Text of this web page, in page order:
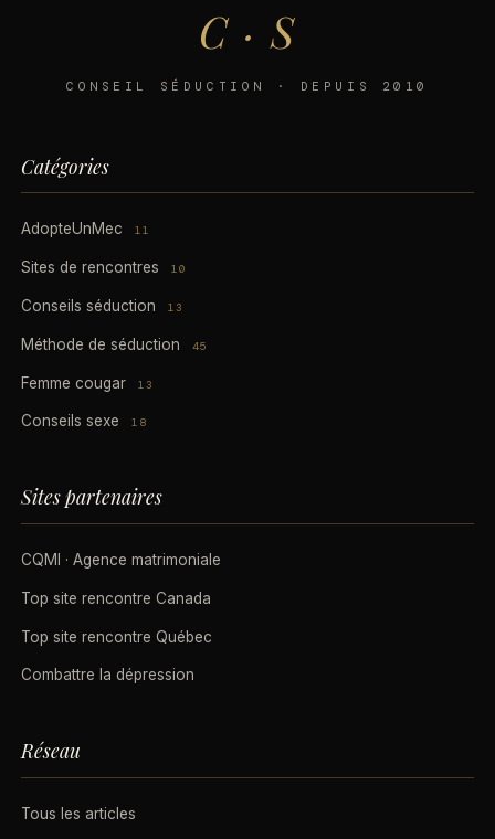
C · S
CONSEIL SÉDUCTION · DEPUIS 2010
Catégories
AdopteUnMec 11
Sites de rencontres 10
Conseils séduction 13
Méthode de séduction 45
Femme cougar 13
Conseils sexe 18
Sites partenaires
CQMI · Agence matrimoniale
Top site rencontre Canada
Top site rencontre Québec
Combattre la dépression
Réseau
Tous les articles